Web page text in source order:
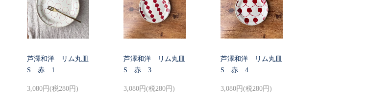
芦澤和洋 リム丸皿
S 赤 1
3,080円(税280円)
芦澤和洋 リム丸皿
S 赤 3
3,080円(税280円)
芦澤和洋 リム丸皿
S 赤 4
3,080円(税280円)